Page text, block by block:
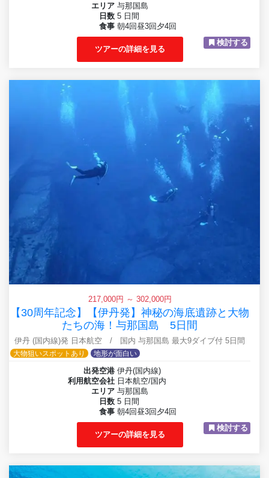
エリア 与那国島
日数 5 日間
食事 朝4回昼3回夕4回
ツアーの詳細を見る
検討する
217,000円 ～ 302,000円
【30周年記念】【伊丹発】神秘の海底遺跡と大物
たちの海！与那国島 5日間
伊丹 (国内線)発 日本航空 / 国内 与那国島 最大9ダイブ付 5日間
大物狙いスポットあり
地形が面白い
出発空港 伊丹(国内線)
利用航空会社 日本航空/国内
エリア 与那国島
日数 5 日間
食事 朝4回昼3回夕4回
ツアーの詳細を見る
検討する